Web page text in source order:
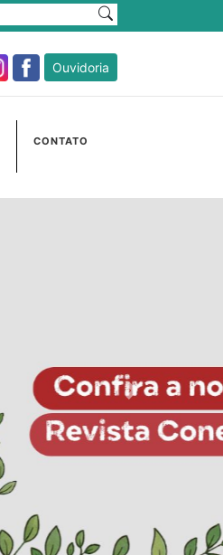
Ouvidoria
CONTATO
Próximo